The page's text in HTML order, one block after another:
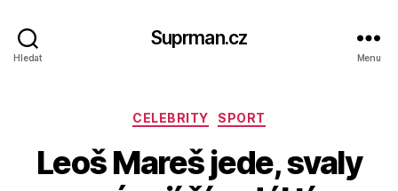
Hledat
Suprman.cz
Menu
Rubriky
CELEBRITY SPORT
Leoš Mareš jede, svaly